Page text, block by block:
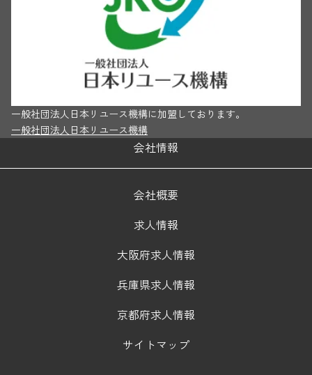
一般社団法人日本リユース機構に加盟しております。
一般社団法人日本リユース機構
会社情報
会社概要
求人情報
大阪府求人情報
兵庫県求人情報
京都府求人情報
サイトマップ